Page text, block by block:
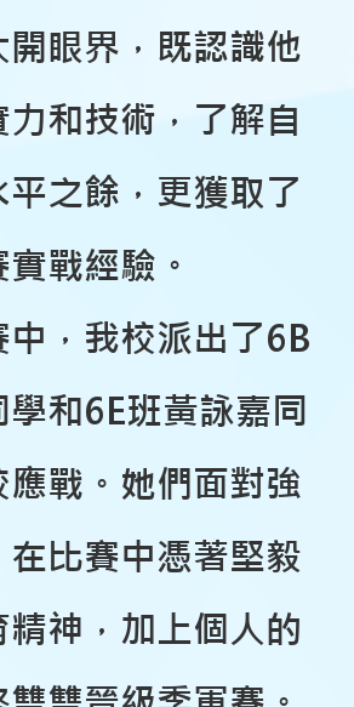
眼界，既認識他
和技術，了解自
之餘，更獲取了
戰經驗。
，我校派出了6B
和6E班黃詠嘉同
戰。她們面對強
比賽中憑著堅毅
神，加上個人的